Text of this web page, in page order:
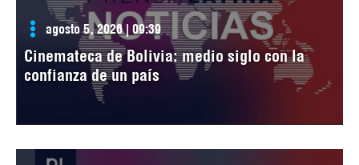
agosto 5, 2026 | 09:39
Cinemateca de Bolivia: medio siglo con la
confianza de un país